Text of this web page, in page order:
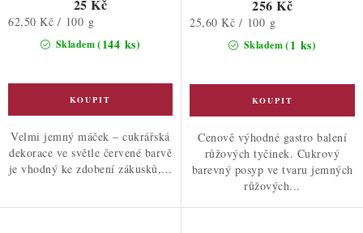
Skladem(144 ks)
25 Kč
Měrná
62,50 Kč / 100 g
Velmi jemný máček – cukrářská
dekorace ve světle červené barvě
je vhodný ke zdobení zákusků,...
Skladem(1 ks)
256 Kč
Měrná
25,60 Kč / 100 g
Cenově výhodné gastro balení
růžových tyčinek. Cukrový
barevný posyp ve tvaru jemných
růžových...